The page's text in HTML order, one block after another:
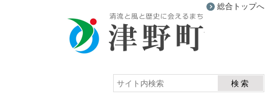
総合トップへ
検索